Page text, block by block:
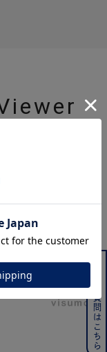
よくある質問はこちら